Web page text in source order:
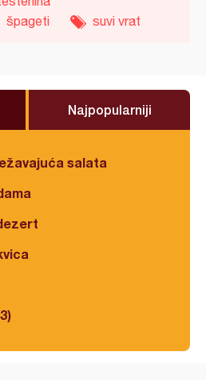
špageti suvi vrat
Najpopularniji
salata